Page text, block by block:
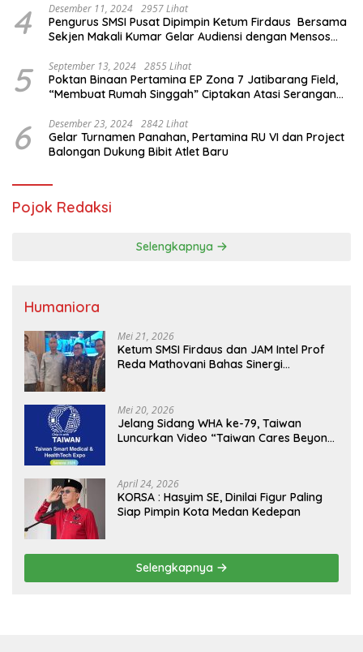
4 Desember 11, 2024 2957 Lihat
Pengurus SMSI Pusat Dipimpin Ketum Firdaus Bersama
Sekjen Makali Kumar Gelar Audiensi dengan Mensos
5 September 13, 2024 2855 Lihat
Poktan Binaan Pertamina EP Zona 7 Jatibarang Field,
“Membuat Rumah Singgah” Ciptakan Atasi Serangan
6 Desember 23, 2024 2842 Lihat
Gelar Turnamen Panahan, Pertamina RU VI dan Project
Balongan Dukung Bibit Atlet Baru
Pojok Redaksi
Selengkapnya
Humaniora
Mei 21, 2026
Ketum SMSI Firdaus dan JAM Intel Prof
Reda Mathovani Bahas Sinergi
MBG, Perkuat Pengawasan Program
Pemerintah
Mei 20, 2026
Jelang Sidang WHA ke-79, Taiwan
Luncurkan Video “Taiwan Cares Beyond
April 24, 2026
KORSA : Hasyim SE, Dinilai Figur Paling
Siap Pimpin Kota Medan Kedepan
Selengkapnya